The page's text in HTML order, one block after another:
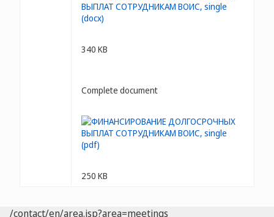
340 KB
Complete document
250 KB
/contact/en/area.jsp?area=meetings